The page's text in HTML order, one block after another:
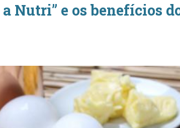
a Nutri” e os benefícios